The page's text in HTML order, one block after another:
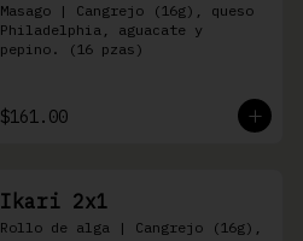
Masago | Cangrejo (16g), queso
Philadelphia, aguacate y
pepino. (16 pzas)
$161.00
Ikari 2x1
Rollo de alga | Cangrejo (16g),